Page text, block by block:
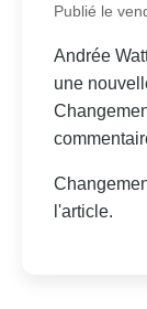
Publié le
Andrée
une
l'article.